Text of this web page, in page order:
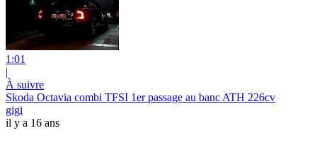
1:01
|
À suivre
Skoda Octavia combi TFSI 1er passage au banc ATH 226cv
gigi
il y a 16 ans